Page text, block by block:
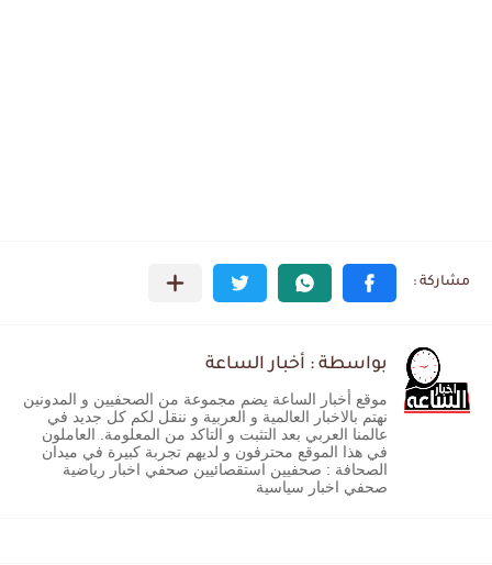
بواسطة : أخبار الساعة
موقع أخبار الساعة يضم مجموعة من الصحفيين و المدونين
نهتم بالاخبار العالمية و العربية و ننقل لكم كل جديد في
عالمنا العربي بعد التثبت و التاكد من المعلومة. العاملون
في هذا الموقع محترفون و لديهم تجربة كبيرة في ميدان
الصحافة : صحفيين استقصائيين صحفي اخبار رياضية
صحفي اخبار سياسية